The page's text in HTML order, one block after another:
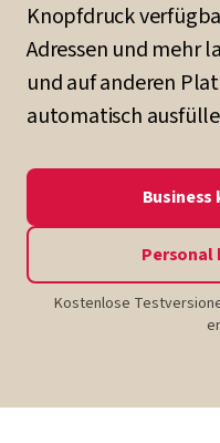
Knopfdruck
Adressen und mehr
und auf anderen
automatisch
Kostenlose